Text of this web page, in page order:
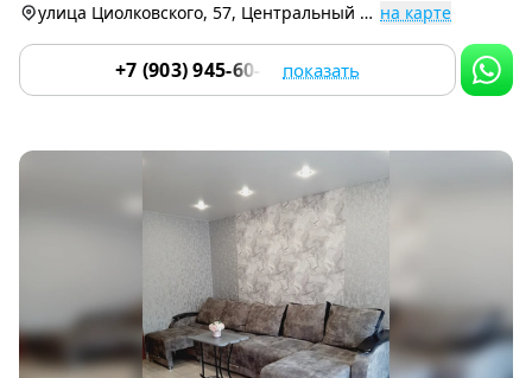
улица Циолковского, 57, Центральный р-н на карте
+7 (903) 945-60-80 показать